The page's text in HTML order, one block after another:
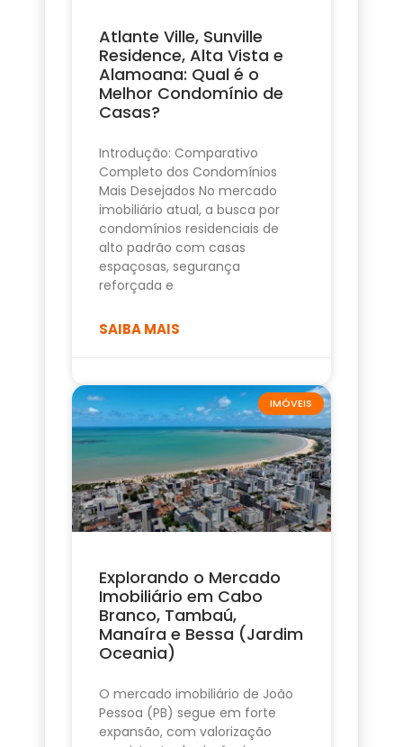
Atlante Ville, Sunville
Residence, Alta Vista e
Alamoana: Qual é o
Melhor Condomínio de
Casas?
Introdução: Comparativo
Completo dos Condomínios
Mais Desejados No mercado
imobiliário atual, a busca por
condomínios residenciais de
alto padrão com casas
espaçosas, segurança
reforçada e
SAIBA MAIS
IMÓVEIS
Explorando o Mercado
Imobiliário em Cabo
Branco, Tambaú,
Manaíra e Bessa (Jardim
Oceania)
O mercado imobiliário de João
Pessoa (PB) segue em forte
expansão, com valorização